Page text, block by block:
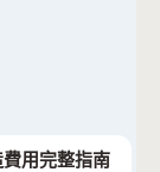
用完整指南